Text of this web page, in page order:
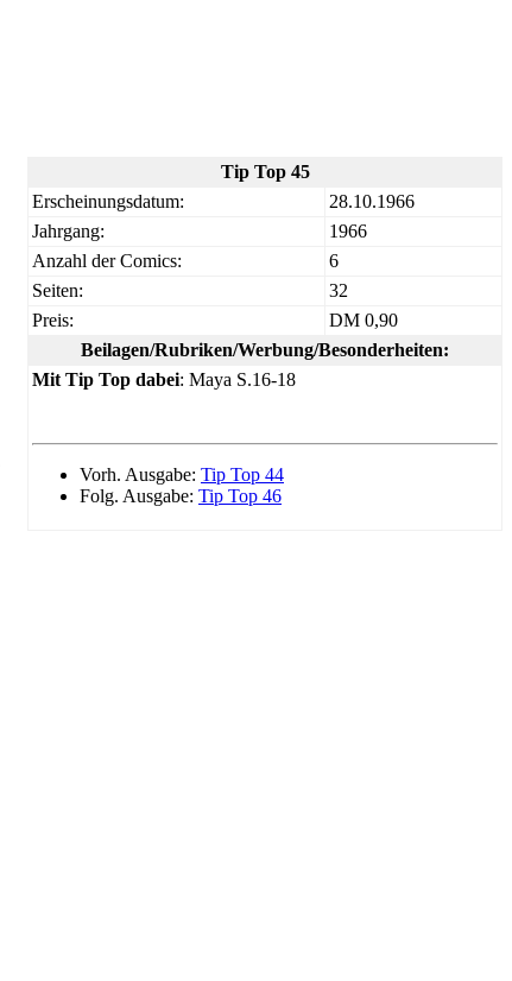
Tip Top 45
Erscheinungsdatum:
28.10.1966
Jahrgang:
1966
Anzahl der Comics:
6
Seiten:
32
Preis:
DM 0,90
Beilagen/Rubriken/Werbung/Besonderheiten:
Mit Tip Top dabei: Maya S.16-18
Vorh. Ausgabe: Tip Top 44
Folg. Ausgabe: Tip Top 46